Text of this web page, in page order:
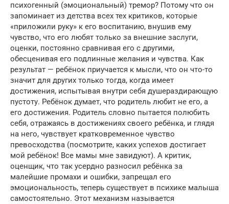
психогенный (эмоциональный) тремор? Потому что он
запоминает из детства всех тех критиков, которые
«приложили руку» к его воспитанию, внушив ему
чувство, что его любят только за внешние заслуги,
оценки, постоянно сравнивая его с другими,
обесценивая его подлинные желания и чувства. Как
результат — ребёнок приучается к мысли, что он что-то
значит для других только тогда, когда имеет
достижения, испытывая внутри себя душераздирающую
пустоту. Ребёнок думает, что родитель любит не его, а
его достижения. Родитель словно пытается полюбить
себя, отражаясь в достижениях своего ребёнка, и глядя
на него, чувствует кратковременное чувство
превосходства (посмотрите, каких успехов достигает
мой ребёнок! Все мамы мне завидуют). А критик,
оценщик, что так усердно разносил ребёнка за
малейшие промахи и ошибки, запрещал его
эмоциональность, теперь существует в психике малыша
самостоятельно. Этот механизм называется